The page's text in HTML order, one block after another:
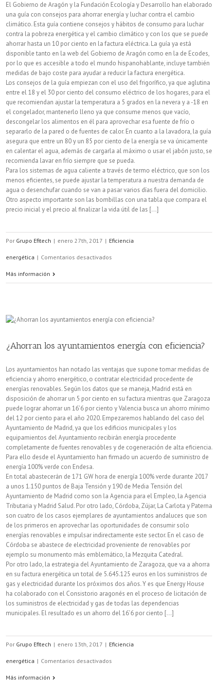
El Gobierno de Aragón y la Fundación Ecología y Desarrollo han elaborado
una guía con consejos para ahorrar energía y luchar contra el cambio
climático. Esta guía contiene consejos y hábitos de consumo para luchar
contra la pobreza energética y el cambio climático y con los que se puede
ahorrar hasta un 10 por ciento en la factura eléctrica. La guía ya está
disponible tanto en la web del Gobierno de Aragón como en la de Ecodes,
por lo que es accesible a todo el mundo hispanohablante, incluye también
medidas de bajo coste para ayudar a reducir la factura energética.
Los consejos de la guía empiezan con el uso del frigorífico, ya que aglutina
entre el 18 y el 30 por ciento del consumo eléctrico de los hogares, para el
que recomiendan ajustar la temperatura a 5 grados en la nevera y a -18 en
el congelador, mantenerlo lleno ya que consume menos que vacío,
descongelar los alimentos en él para aprovechar esa fuente de frío o
separarlo de la pared o de fuentes de calor. En cuanto a la lavadora, la guía
asegura que entre un 80 y un 85 por ciento de la energía se va únicamente
en calentar el agua, además de cargarla al máximo o usar el jabón justo, se
recomienda lavar en frío siempre que se pueda.
Para los sistemas de agua caliente a través de termo eléctrico, que son los
menos eficientes, se puede ajustar la temperatura a nuestra demanda de
agua o desenchufar cuando se van a pasar varios días fuera del domicilio.
Otro aspecto importante son las bombillas con una tabla que compara el
precio inicial y el precio al finalizar la vida útil de las [...]
Por Grupo Efitech | enero 27th, 2017 | Eficiencia
energética | Comentarios desactivados
para
un
10%
en
la
factura
de
la
luz
Más información
¿Ahorran los ayuntamientos energía con eficiencia?
Los ayuntamientos han notado las ventajas que supone tomar medidas de
eficiencia y ahorro energético, o contratar electricidad procedente de
energías renovables. Según los datos que se maneja, Madrid está en
disposición de ahorrar un 5 por ciento en su factura mientras que Zaragoza
puede lograr ahorrar un 16’6 por ciento y Valencia busca un ahorro mínimo
del 12 por ciento para el año 2020. Empezaremos hablando del caso del
Ayuntamiento de Madrid, ya que los edificios municipales y los
equipamientos del Ayuntamiento recibirán energía procedente
completamente de fuentes renovables y de cogeneración de alta eficiencia.
Para ello desde el Ayuntamiento han firmado un acuerdo de suministro de
energía 100% verde con Endesa.
En total abastecerán de 171 GW hora de energía 100% verde durante 2017
a unos 1.150 puntos de Baja Tensión y 190 de Media Tensión del
Ayuntamiento de Madrid como son la Agencia para el Empleo, la Agencia
Tributaria y Madrid Salud. Por otro lado, Córdoba, Zújar, La Carlota y Paterna
son cuatro de los casos ejemplares de ayuntamientos andaluces que son
de los primeros en aprovechar las oportunidades de consumir solo
energías renovables e impulsar indirectamente este sector. En el caso de
Córdoba se abastece de electricidad proveniente de renovables por
ejemplo su monumento más emblemático, la Mezquita Catedral.
Por otro lado, la estrategia del Ayuntamiento de Zaragoza, que va a ahorra
en su factura energética un total de 5.645.125 euros en los suministros de
gas y electricidad durante los próximos dos años. Y es que Energy House
ha colaborado con el Consistorio aragonés en el proceso de licitación de
los suministros de electricidad y gas de todas las dependencias
municipales. El resultado es un ahorro del 16’6 por ciento [...]
Por Grupo Efitech | enero 13th, 2017 | Eficiencia
energética | Comentarios desactivados
Más información